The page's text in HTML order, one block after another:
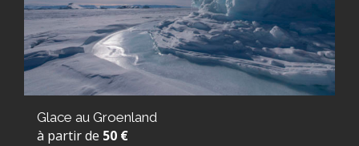
Glace au Groenland
à partir de 50 €